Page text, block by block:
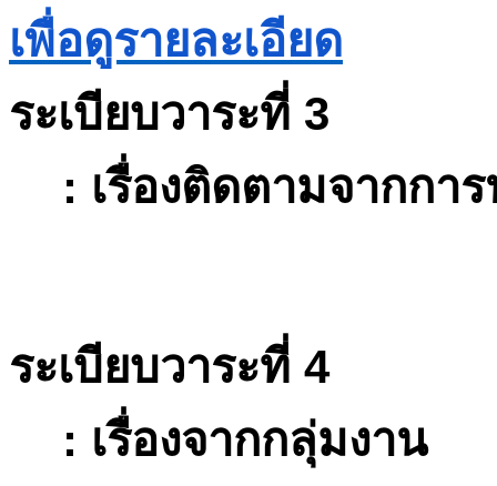
เพื่อดูรายละเอียด
ระเบียบวาระที่ 3
: เรื่องติดตามจากกา
ระเบียบวาระที่ 4
: เรื่องจากกลุ่มงาน